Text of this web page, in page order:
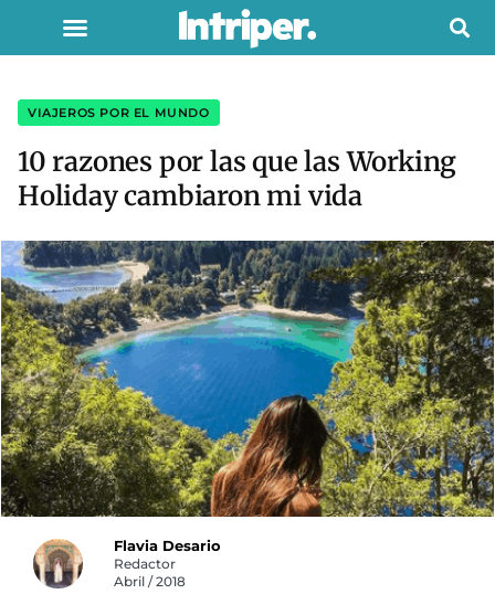
VIAJEROS POR EL MUNDO
10 razones por las que las Working
Holiday cambiaron mi vida
Flavia Desario
Redactor
Abril / 2018